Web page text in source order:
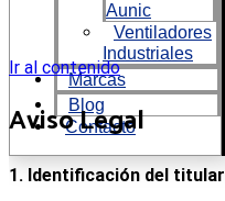
Aunic
Ventiladores
Industriales
Marcas
Blog
Contacto
Ir al contenido
Aviso Legal
1. Identificación del titular